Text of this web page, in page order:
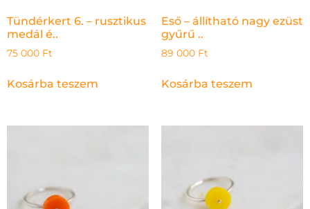
Tündérkert 6. – rusztikus
medál é..
75 000 Ft
Kosárba teszem
Eső – állítható nagy ezüst
gyűrű ..
89 000 Ft
Kosárba teszem